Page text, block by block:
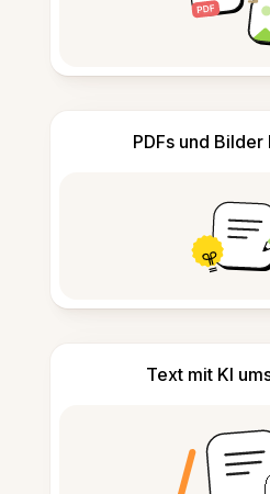
PDFs und
Text mit KI